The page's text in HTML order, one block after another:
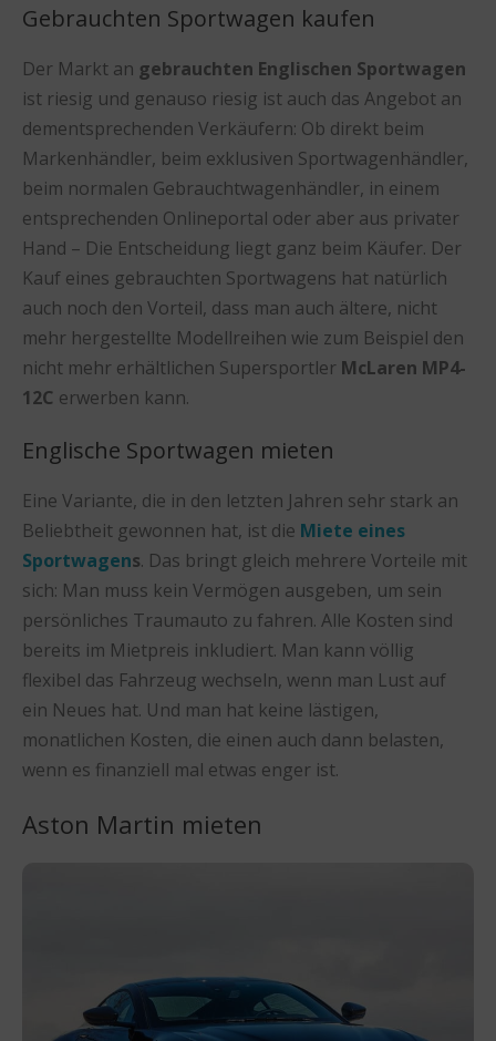
Gebrauchten Sportwagen kaufen
Der Markt an gebrauchten Englischen Sportwagen
ist riesig und genauso riesig ist auch das Angebot an
dementsprechenden Verkäufern: Ob direkt beim
Markenhändler, beim exklusiven Sportwagenhändler,
beim normalen Gebrauchtwagenhändler, in einem
entsprechenden Onlineportal oder aber aus privater
Hand – Die Entscheidung liegt ganz beim Käufer. Der
Kauf eines gebrauchten Sportwagens hat natürlich
auch noch den Vorteil, dass man auch ältere, nicht
mehr hergestellte Modellreihen wie zum Beispiel den
nicht mehr erhältlichen Supersportler McLaren MP4-
12C erwerben kann.
Englische Sportwagen mieten
Eine Variante, die in den letzten Jahren sehr stark an
Beliebtheit gewonnen hat, ist die Miete eines
Sportwagens. Das bringt gleich mehrere Vorteile mit
sich: Man muss kein Vermögen ausgeben, um sein
persönliches Traumauto zu fahren. Alle Kosten sind
bereits im Mietpreis inkludiert. Man kann völlig
flexibel das Fahrzeug wechseln, wenn man Lust auf
ein Neues hat. Und man hat keine lästigen,
monatlichen Kosten, die einen auch dann belasten,
wenn es finanziell mal etwas enger ist.
Aston Martin mieten